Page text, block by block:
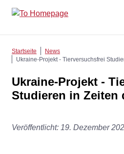
Startseite
News
Ukraine-Projekt - Tierversuchsfrei
Ukraine-Projekt -
Studieren in Zeiten
Veröffentlicht: 19. Dezember